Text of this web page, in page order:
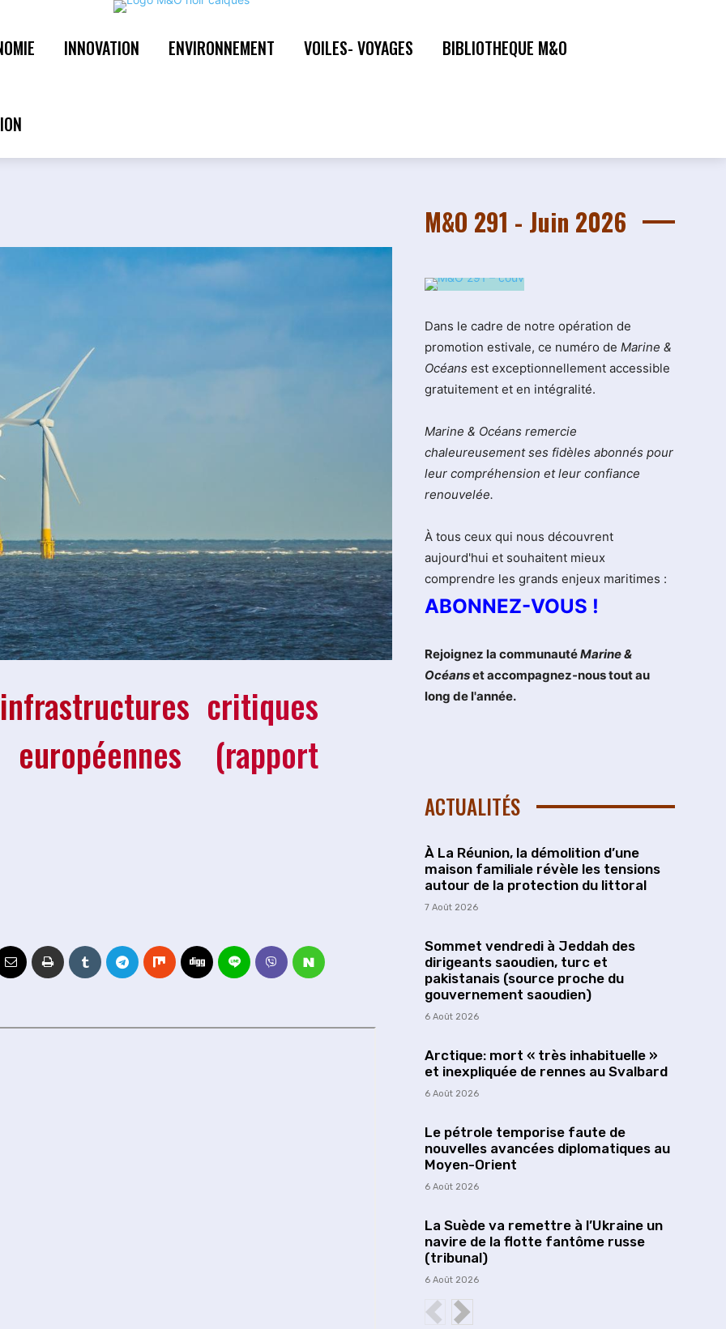
INNOVATION ENVIRONNEMENT VOILES- VOYAGES BIBLIOTHEQUE M&O
critiques
(rapport
M&O 291 - Juin 2026
Dans le cadre de notre opération de
promotion estivale, ce numéro de Marine &
Océans est exceptionnellement accessible
gratuitement et en intégralité.
Marine & Océans remercie
chaleureusement ses fidèles abonnés pour
leur compréhension et leur confiance
renouvelée.
À tous ceux qui nous découvrent
aujourd'hui et souhaitent mieux
comprendre les grands enjeux maritimes :
ABONNEZ-VOUS !
Rejoignez la communautéMarine &
Océanset accompagnez-nous tout au
long de l'année.
ACTUALITÉS
À La Réunion, la démolition d’une
maison familiale révèle les tensions
autour de la protection du littoral
7 Août 2026
Sommet vendredi à Jeddah des
dirigeants saoudien, turc et
pakistanais (source proche du
gouvernement saoudien)
6 Août 2026
Arctique: mort « très inhabituelle »
et inexpliquée de rennes au Svalbard
6 Août 2026
Le pétrole temporise faute de
nouvelles avancées diplomatiques au
Moyen-Orient
6 Août 2026
La Suède va remettre à l’Ukraine un
navire de la flotte fantôme russe
(tribunal)
6 Août 2026